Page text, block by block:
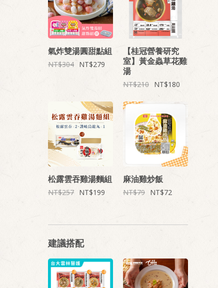
氣炸雙湯圓甜點組
304 279
【桂冠營養研究
室】黃金蟲草花雞
湯
210 180
松露雲吞雞湯麵組
257 199
麻油雞炒飯
79 72
建議搭配